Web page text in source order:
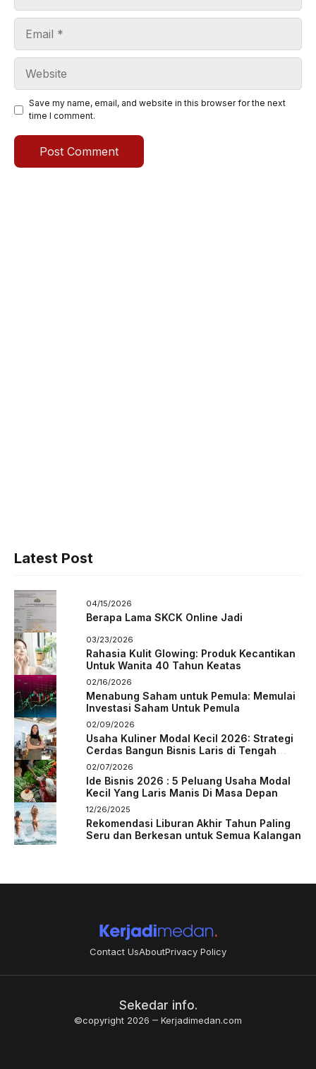
Save my name, email, and website in this browser for the next
time I comment.
Latest Post
04/15/2026
Berapa Lama SKCK Online Jadi
03/23/2026
Rahasia Kulit Glowing: Produk Kecantikan
Untuk Wanita 40 Tahun Keatas
02/16/2026
Menabung Saham untuk Pemula: Memulai
Investasi Saham Untuk Pemula
02/09/2026
Usaha Kuliner Modal Kecil 2026: Strategi
Cerdas Bangun Bisnis Laris di Tengah
Persaingan
02/07/2026
Ide Bisnis 2026 : 5 Peluang Usaha Modal
Kecil Yang Laris Manis Di Masa Depan
12/26/2025
Rekomendasi Liburan Akhir Tahun Paling
Seru dan Berkesan untuk Semua Kalangan
Contact UsAboutPrivacy Policy
Sekedar info.
©copyright 2026 Kerjadimedan.com